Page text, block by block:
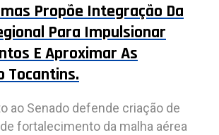
Propõe Integração Da
Para Impulsionar
E Aproximar As
Tocantins.
ao Senado defende criação de
fortalecimento da malha aérea